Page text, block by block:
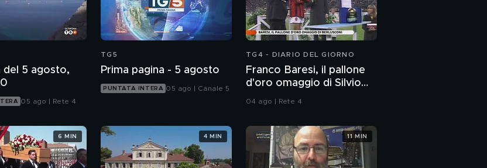
del 5 agosto,
05 ago | Rete 4
TG5
Prima pagina - 5 agosto
PUNTATA INTERA 05 ago | Canale 5
TG4 - DIARIO DEL GIORNO
Franco Baresi, il pallone
d'oro omaggio di Silvio
Berlusconi
04 ago | Rete 4
6 MIN 4 MIN 11 MIN